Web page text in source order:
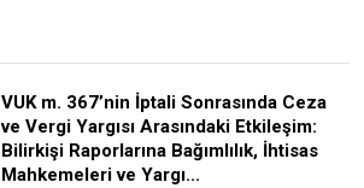
VUK m. 367’nin İptali Sonrasında Ceza
ve Vergi Yargısı Arasındaki Etkileşim:
Bilirkişi Raporlarına Bağımlılık, İhtisas
Mahkemeleri ve Yargı...